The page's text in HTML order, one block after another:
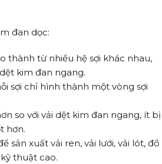
đan dọc:
thành từ nhiều hệ sợi khác nhau,
kim đan ngang.
sợi chỉ hình thành một vòng sợi
so với vải dệt kim đan ngang, ít bị
hơn.
sản xuất vải ren, vải lưới, vải lót, đồ
thuật cao.